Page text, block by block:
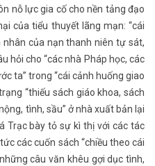
nỗ lực gia cố cho nền tảng đạo
của tiểu thuyết lãng mạn: “cái
nhân của nạn thanh niên tự sát,
hỏi cho “các nhà Pháp học, các
ta” trong “cái cảnh huống giao
“thiếu sách giáo khoa, sách
tình, sầu” ở nhà xuất bản lại
Trạc bày tỏ sự kì thị với các tác
các cuốn sách “chiều theo cái
câu văn khêu gợi dục tình,